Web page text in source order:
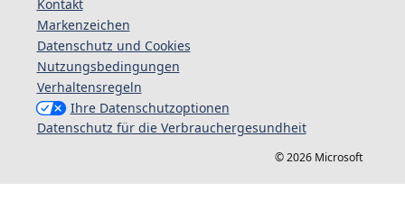
Kontakt
Markenzeichen
Datenschutz und Cookies
Nutzungsbedingungen
Verhaltensregeln
Ihre Datenschutzoptionen
Datenschutz für die Verbrauchergesundheit
© 2026 Microsoft